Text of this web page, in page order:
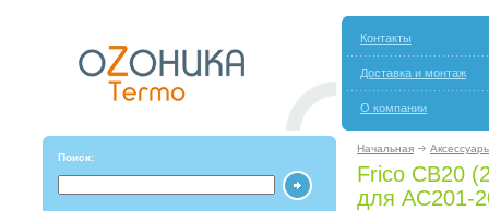
Контакты
Доставка и монтаж
О компании
Поиск:
Начальная
Frico CB20
для АС201-